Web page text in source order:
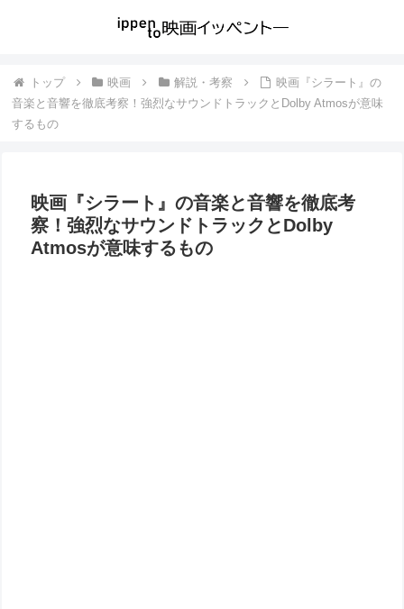
トップ 映画 解説・考察
映画『シラート』の
音楽と音響を徹底考察！強烈なサウンドトラックとDolby Atmosが意味
するもの
映画『シラート』の音楽と音響を徹底考
察！強烈なサウンドトラックとDolby
Atmosが意味するもの